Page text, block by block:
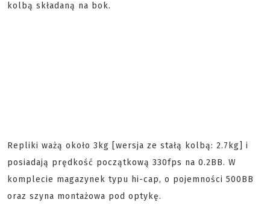
kolbą składaną na bok.
Repliki ważą około 3kg [wersja ze stałą kolbą: 2.7kg] i
posiadają prędkość początkową 330fps na 0.2BB. W
komplecie magazynek typu hi-cap, o pojemności 500BB
oraz szyna montażowa pod optykę.